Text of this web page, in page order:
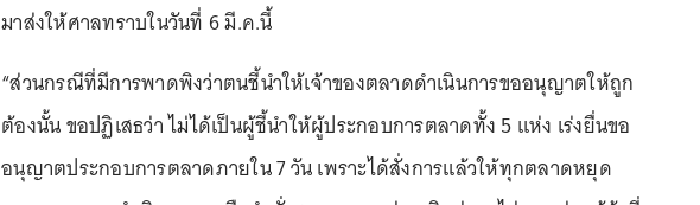
มาส่งให้ศาลทราบในวันที่ 6 มี.ค.นี้
“ส่วนกรณีที่มีการพาดพิงว่าตนชี้นำให้เจ้าของตลาดดำเนินการขออนุญาตให้ถูก
ต้องนั้น ขอปฏิเสธว่า ไม่ได้เป็นผู้ชี้นำให้ผู้ประกอบการตลาดทั้ง 5 แห่ง เร่งยื่นขอ
อนุญาตประกอบการตลาดภายใน 7 วัน เพราะได้สั่งการแล้วให้ทุกตลาดหยุด